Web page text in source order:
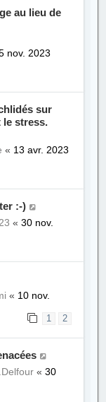
au lieu de
nov. 2023
sur
le stress.
« 13 avr. 2023
:-)
«30 nov.
« 10 nov.
1 2
«30